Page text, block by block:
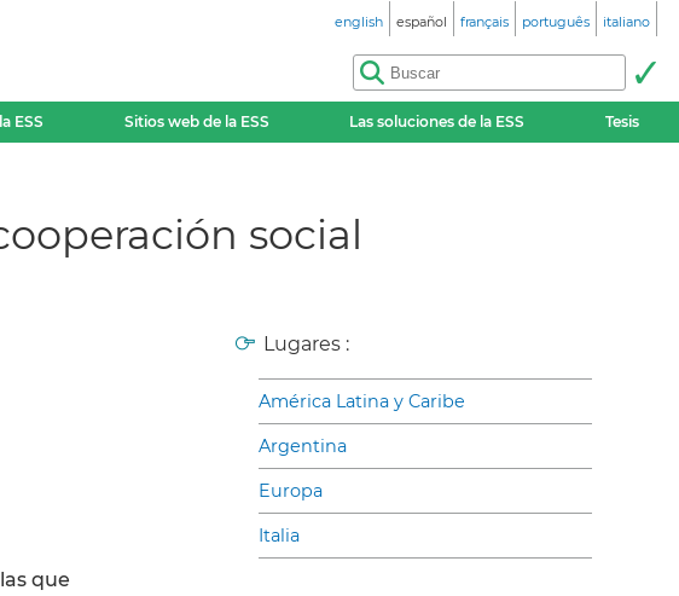
english español français português italiano
ESS Sitios web de la ESS Las soluciones de la ESS Tesis
social
que
Lugares :
América Latina y Caribe
Argentina
Europa
Italia